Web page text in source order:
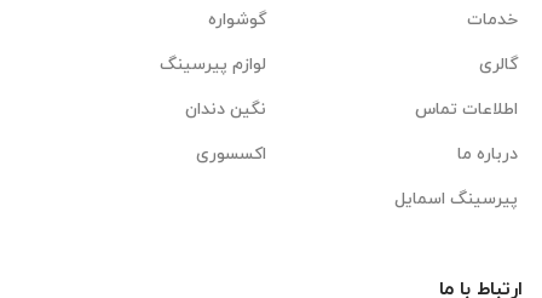
خدمات
گالری
اطلاعات تماس
درباره ما
پیرسینگ اسمایل
گوشواره
لوازم پیرسینگ
نگین دندان
اکسسوری
ارتباط با ما